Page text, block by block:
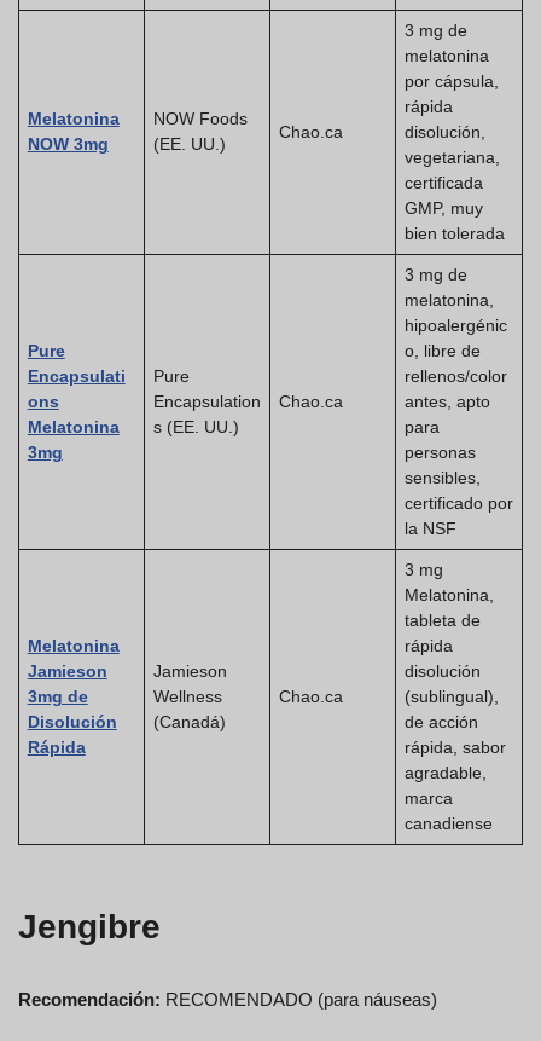
Melatonina
NOW 3mg
NOW Foods
(EE. UU.)
Chao.ca
3 mg de
melatonina
por cápsula,
rápida
disolución,
vegetariana,
certificada
GMP, muy
bien tolerada
Pure
Encapsulati
ons
Melatonina
3mg
Pure
Encapsulation
s (EE. UU.)
Chao.ca
3 mg de
melatonina,
hipoalergénic
o, libre de
rellenos/color
antes, apto
para
personas
sensibles,
certificado por
la NSF
Melatonina
Jamieson
3mg de
Disolución
Rápida
Jamieson
Wellness
(Canadá)
Chao.ca
3 mg
Melatonina,
tableta de
rápida
disolución
(sublingual),
de acción
rápida, sabor
agradable,
marca
canadiense
Jengibre
Recomendación: RECOMENDADO (para náuseas)